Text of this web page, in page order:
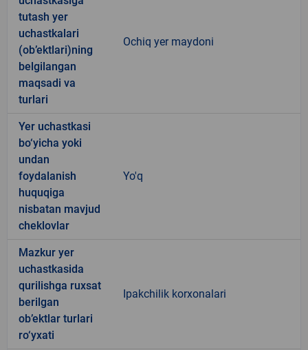
tutash yer
uchastkalari
(ob’ektlari)ning
belgilangan
maqsadi va
turlari
Ochiq yer maydoni
Yer uchastkasi
bo‘yicha yoki
undan
foydalanish
huquqiga
nisbatan mavjud
cheklovlar
Yo'q
Mazkur yer
uchastkasida
qurilishga ruxsat
berilgan
ob’ektlar turlari
ro‘yxati
Ipakchilik korxonalari